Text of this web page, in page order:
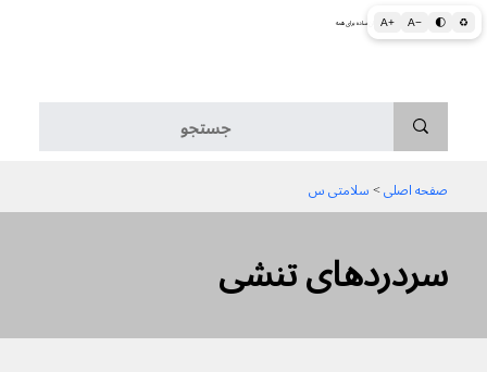
A+ A− 🌓 ♻ اطلاعات پزشکی و بهداشتی به زبان ساده برای همه
سردرد‌های تنشی
صفحه اصلی > سلامتی س